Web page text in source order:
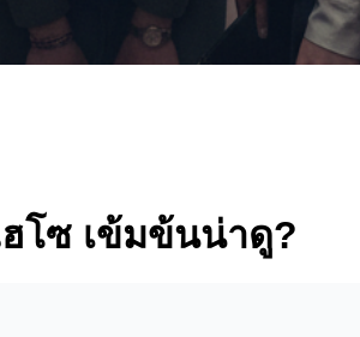
โซ เข้มข้นน่าดู?